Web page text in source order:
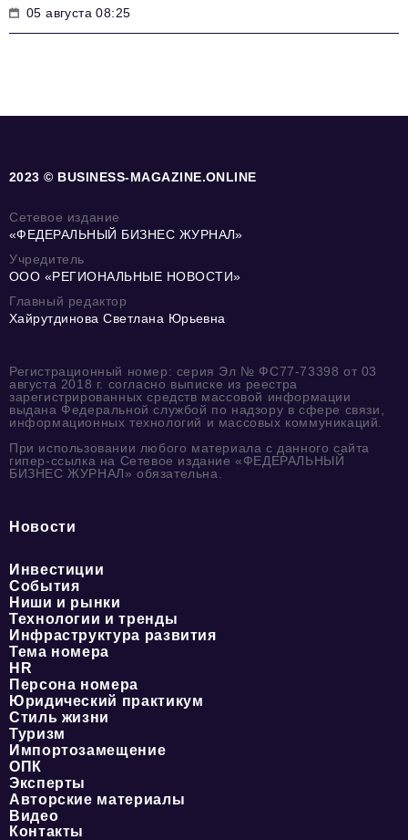
05 августа 08:25
2023 © BUSINESS-MAGAZINE.ONLINE
Сетевое издание
«ФЕДЕРАЛЬНЫЙ БИЗНЕС ЖУРНАЛ»
Учредитель
ООО «РЕГИОНАЛЬНЫЕ НОВОСТИ»
Главный редактор
Хайрутдинова Светлана Юрьевна
Регистрационный номер: серия Эл № ФС77-73398 от 03
августа 2018 г. согласно выписке из реестра
зарегистрированных средств массовой информации
выдана Федеральной службой по надзору в сфере связи,
информационных технологий и массовых коммуникаций.
При использовании любого материала с данного сайта
гипер-ссылка на Сетевое издание «ФЕДЕРАЛЬНЫЙ
БИЗНЕС ЖУРНАЛ» обязательна.
Новости
Инвестиции
События
Ниши и рынки
Технологии и тренды
Инфраструктура развития
Тема номера
HR
Персона номера
Юридический практикум
Стиль жизни
Туризм
Импортозамещение
ОПК
Эксперты
Авторские материалы
Видео
Контакты